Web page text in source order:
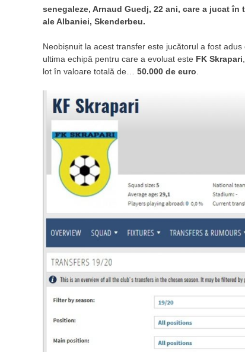
senegaleze, Arnaud Guedj, 22 ani, care a jucat
ale Albaniei, Skenderbeu.
Neobișnuit la acest transfer este jucătorul a fost
ultima echipă pentru care a evoluat este FK Skrapari
lot în valoare totală de… 50.000 de euro.